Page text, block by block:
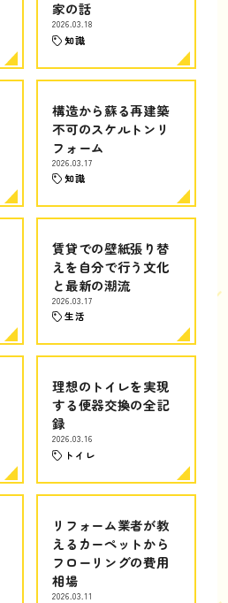
家の話
2026.03.18
知識
構造から蘇る再建築
不可のスケルトンリ
フォーム
2026.03.17
知識
賃貸での壁紙張り替
えを自分で行う文化
と最新の潮流
2026.03.17
生活
理想のトイレを実現
する便器交換の全記
録
2026.03.16
トイレ
リフォーム業者が教
えるカーペットから
フローリングの費用
相場
2026.03.11